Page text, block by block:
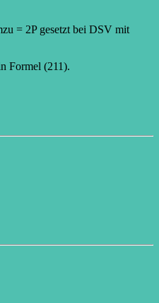
= 2P gesetzt bei DSV mit
Formel (211).